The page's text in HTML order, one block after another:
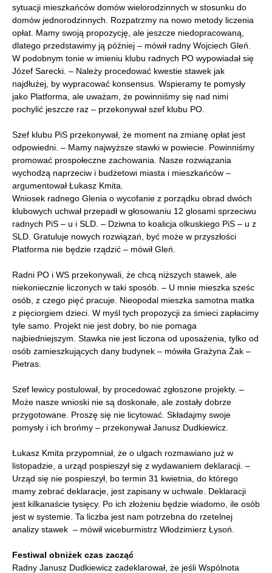
sytuacji mieszkańców domów wielorodzinnych w stosunku do
domów jednorodzinnych. Rozpatrzmy na nowo metody liczenia
opłat. Mamy swoją propozycję, ale jeszcze niedopracowaną,
dlatego przedstawimy ją później – mówił radny Wojciech Gleń.
W podobnym tonie w imieniu klubu radnych PO wypowiadał się
Józef Sarecki. – Należy procedować kwestie stawek jak
najdłużej, by wypracować konsensus. Wspieramy te pomysły
jako Platforma, ale uważam, że powinniśmy się nad nimi
pochylić jeszcze raz – przekonywał szef klubu PO.
Szef klubu PiS przekonywał, że moment na zmianę opłat jest
odpowiedni. – Mamy najwyższe stawki w powiecie. Powinniśmy
promować prospołeczne zachowania. Nasze rozwiązania
wychodzą naprzeciw i budżetowi miasta i mieszkańców –
argumentował Łukasz Kmita.
Wniosek radnego Glenia o wycofanie z porządku obrad dwóch
klubowych uchwał przepadł w głosowaniu 12 glosami sprzeciwu
radnych PiS – u i SLD. – Dziwna to koalicja olkuskiego PiS – u z
SLD. Gratuluje nowych rozwiązań, być może w przyszłości
Platforma nie będzie rządzić – mówił Gleń.
Radni PO i WS przekonywali, że chcą niższych stawek, ale
niekoniecznie liczonych w taki sposób. – U mnie mieszka sześc
osób, z czego pięć pracuje. Nieopodal mieszka samotna matka
z pięciorgiem dzieci. W myśl tych propozycji za śmieci zapłacimy
tyle samo. Projekt nie jest dobry, bo nie pomaga
najbiedniejszym. Stawka nie jest liczona od uposażenia, tylko od
osób zamieszkujących dany budynek – mówiła Grażyna Żak –
Pietras.
Szef lewicy postulował, by procedować zgłoszone projekty. –
Może nasze wnioski nie są doskonałe, ale zostały dobrze
przygotowane. Proszę się nie licytować. Składajmy swoje
pomysły i ich brońmy – przekonywał Janusz Dudkiewicz.
Łukasz Kmita przypomniał, że o ulgach rozmawiano już w
listopadzie, a urząd pospieszył się z wydawaniem deklaracji. –
Urząd się nie pospieszył, bo termin 31 kwietnia, do którego
mamy zebrać deklaracje, jest zapisany w uchwale. Deklaracji
jest kilkanaście tysięcy. Po ich złożeniu będzie wiadomo, ile osób
jest w systemie. Ta liczba jest nam potrzebna do rzetelnej
analizy stawek – mówił wiceburmistrz Włodzimierz Łysoń.
Festiwal obniżek czas zacząć
Radny Janusz Dudkiewicz zadeklarował, że jeśli Wspólnota